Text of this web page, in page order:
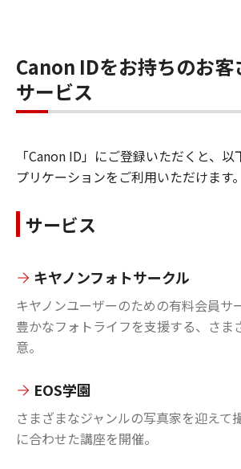
Canon IDをお持ちのお客
サービス
「Canon ID」にご登録いただくと、
プリケーションをご利用いただけます。
サービス
キヤノンフォトサークル
キヤノンユーザーのための有料会員サ
豊かなフォトライフを支援する、さま
意。
EOS学園
さまざまなジャンルの写真家を迎えて
に合わせた講座を開催。